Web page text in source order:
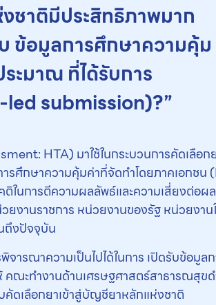
ชาติมีประสิทธิภาพมาก
บ ข้อมูลการศึกษาความคุ้ม
ะมาณ ที่ได้รับการ
submission)?”
HTA) มาใช้ในกระบวนการคัดเลือ
รศึกษาความคุ้มค่าที่จัดทำโดยภาคเอกชน
นการตีความผลลัพธ์และความเสี่ยงต่อผ
งานราชการ หน่วยงานของรัฐ หน่วยงา
ถึงปัจจุบัน
ารณาความเป็นไปได้ในการ เปิดรับข้อมูล
ะทำงานด้านเศรษฐศาสตร์สาธารณสุขด
คัดเลือกยาเข้าสู่บัญชียาหลักแห่งชาติ